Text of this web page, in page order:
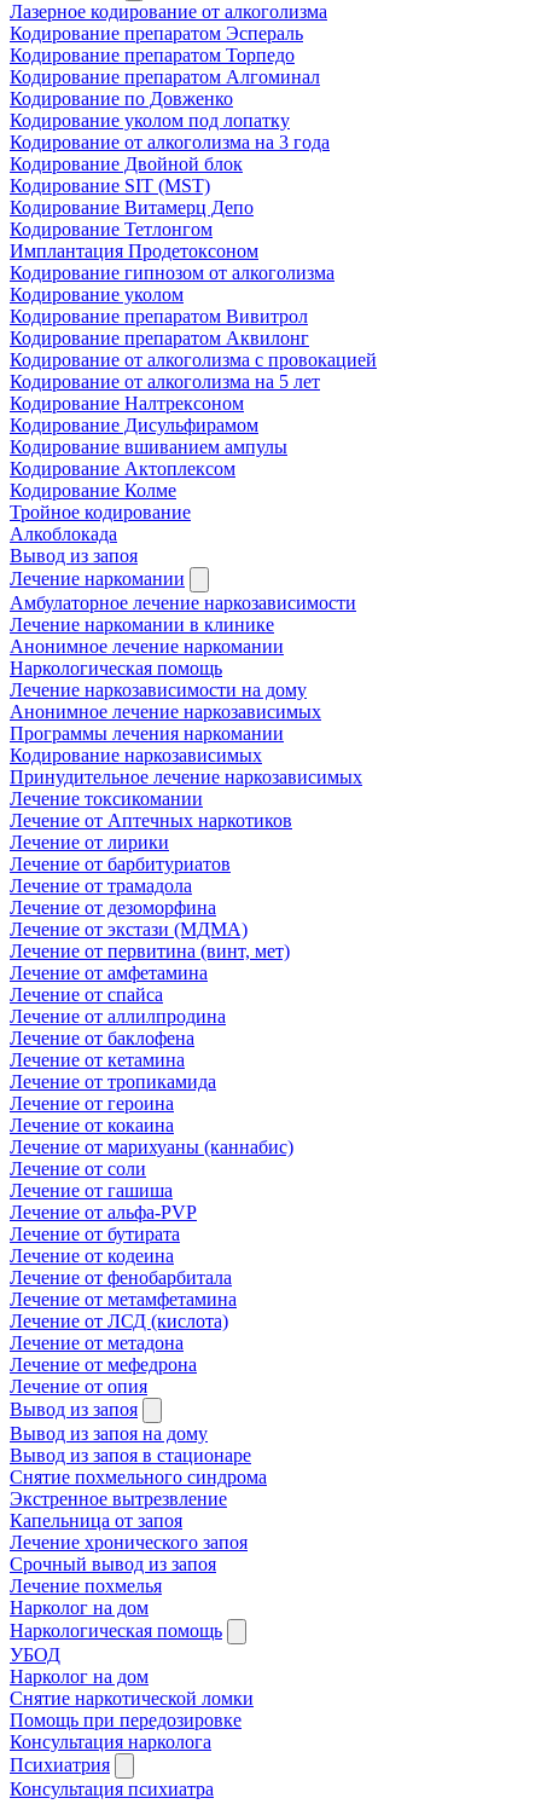
Лазерное кодирование от алкоголизма
Кодирование препаратом Эспераль
Кодирование препаратом Торпедо
Кодирование препаратом Алгоминал
Кодирование по Довженко
Кодирование уколом под лопатку
Кодирование от алкоголизма на 3 года
Кодирование Двойной блок
Кодирование SIT (MST)
Кодирование Витамерц Депо
Кодирование Тетлонгом
Имплантация Продетоксоном
Кодирование гипнозом от алкоголизма
Кодирование уколом
Кодирование препаратом Вивитрол
Кодирование препаратом Аквилонг
Кодирование от алкоголизма с провокацией
Кодирование от алкоголизма на 5 лет
Кодирование Налтрексоном
Кодирование Дисульфирамом
Кодирование вшиванием ампулы
Кодирование Актоплексом
Кодирование Колме
Тройное кодирование
Алкоблокада
Вывод из запоя
Лечение наркомании
Амбулаторное лечение наркозависимости
Лечение наркомании в клинике
Анонимное лечение наркомании
Наркологическая помощь
Лечение наркозависимости на дому
Анонимное лечение наркозависимых
Программы лечения наркомании
Кодирование наркозависимых
Принудительное лечение наркозависимых
Лечение токсикомании
Лечение от Аптечных наркотиков
Лечение от лирики
Лечение от барбитуриатов
Лечение от трамадола
Лечение от дезоморфина
Лечение от экстази (МДМА)
Лечение от первитина (винт, мет)
Лечение от амфетамина
Лечение от спайса
Лечение от аллилпродина
Лечение от баклофена
Лечение от кетамина
Лечение от тропикамида
Лечение от героина
Лечение от кокаина
Лечение от марихуаны (каннабис)
Лечение от соли
Лечение от гашиша
Лечение от альфа-PVP
Лечение от бутирата
Лечение от кодеина
Лечение от фенобарбитала
Лечение от метамфетамина
Лечение от ЛСД (кислота)
Лечение от метадона
Лечение от мефедрона
Лечение от опия
Вывод из запоя
Вывод из запоя на дому
Вывод из запоя в стационаре
Снятие похмельного синдрома
Экстренное вытрезвление
Капельница от запоя
Лечение хронического запоя
Срочный вывод из запоя
Лечение похмелья
Нарколог на дом
Наркологическая помощь
УБОД
Нарколог на дом
Снятие наркотической ломки
Помощь при передозировке
Консультация нарколога
Психиатрия
Консультация психиатра